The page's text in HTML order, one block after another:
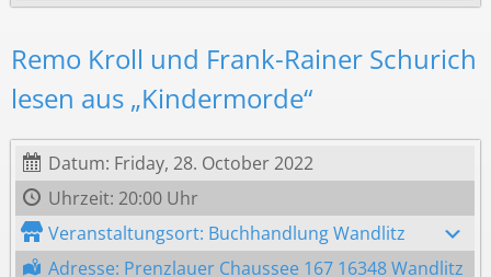
Remo Kroll und Frank-Rainer Schurich
lesen aus „Kindermorde“
Datum: Friday, 28. October 2022
Uhrzeit: 20:00 Uhr
Veranstaltungsort: Buchhandlung Wandlitz
Adresse: Prenzlauer Chaussee 167 16348 Wandlitz